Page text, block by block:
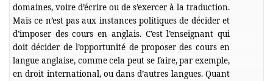
domaines, voire d’écrire ou de s’exercer à la traduction.
Mais ce n’est pas aux instances politiques de décider et
d’imposer des cours en anglais. C’est l’enseignant qui
doit décider de l’opportunité de proposer des cours en
langue anglaise, comme cela peut se faire, par exemple,
en droit international, ou dans d’autres langues. Quant